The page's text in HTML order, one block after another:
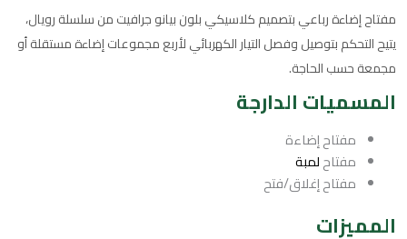
مفتاح إضاءة رباعي بتصميم كلاسيكي بلون بيانو جرافيت من سلسلة رويال،
يتيح التحكم بتوصيل وفصل التيار الكهربائي لأربع مجموعات إضاءة مستقلة أو
مجمعة حسب الحاجة.
المسميات الدارجة
مفتاح إضاءة
مفتاحلمبة
مفتاح إغلاق/فتح
المميزات